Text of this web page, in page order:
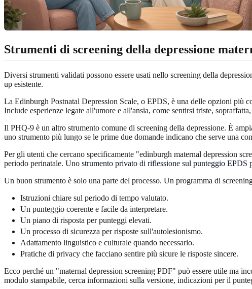
Strumenti di screening della depressione
Diversi strumenti validati possono essere usati nello screening della
up esistente.
La Edinburgh Postnatal Depression Scale, o EPDS, è una delle opzioni più
Include esperienze legate all'umore e all'ansia, come sentirsi triste,
Il PHQ-9 è un altro strumento comune di screening della depressione. È
uno strumento più lungo se le prime due domande indicano che serve una
Per gli utenti che cercano specificamente "edinburgh maternal depression
periodo perinatale. Uno strumento privato di riflessione sul punteggio EPDS
Un buon strumento è solo una parte del processo. Un programma di
Istruzioni chiare sul periodo di tempo valutato.
Un punteggio coerente e facile da interpretare.
Un piano di risposta per punteggi elevati.
Un processo di sicurezza per risposte sull'autolesionismo.
Adattamento linguistico e culturale quando necessario.
Pratiche di privacy che facciano sentire più sicure le risposte sincere.
Ecco perché un "maternal depression screening PDF" può essere utile ma
modulo stampabile, cerca informazioni sulla versione, indicazioni per il